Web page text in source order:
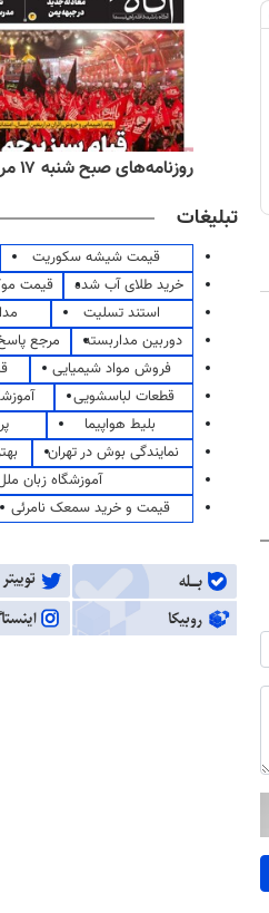
روزنامه‌های صبح شنبه ۱۷ مرداد ۱۴۰۵
تبلیغات
قیمت شیشه سکوریت
خرید طلای آب شده
قیمت
استند تسلیت
دوربین مداربسته
مرجع
فروش مواد شیمیایی
قطعات لباسشویی
بلیط هواپیما
نمایندگی بوش در تهران
آموزشگاه زبان
قیمت و خرید سمعک نامرئی